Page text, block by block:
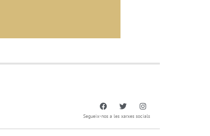
Segueix-nos a les xarxes socials